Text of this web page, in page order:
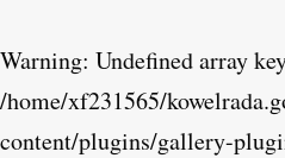
Warning: Undefined array
/home/xf231565/
content/plugins/gallery-
Skip to main content